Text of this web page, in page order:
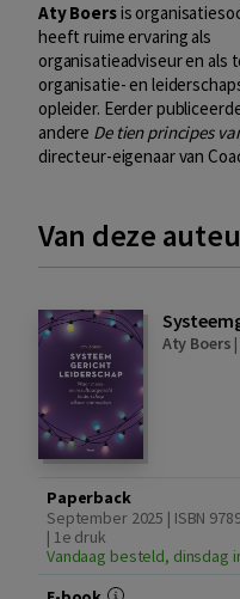
Aty Boersis
heeft ruime ervaring als
organisatieadviseur en als
organisatie- en
opleider. Eerder
andere De tien principes
directeur-eigenaar van
Van deze
Aty Boers |
Paperback
September 2025 | ISBN
| 1e druk
Vandaag besteld, dinsdag